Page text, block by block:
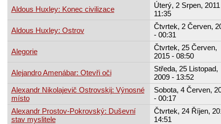
Aldous Huxley: Konec civilizace
Úterý, 2 Srpen,
11:35
Aldous Huxley: Ostrov
Čtvrtek, 2 Červen,
- 00:31
Alegorie
Čtvrtek, 25 Červen,
2015 - 08:50
Alejandro Amenábar: Otevři oči
Středa, 25 Listopad,
2009 - 13:52
Alexandr Nikolajevič Ostrovskij: Výnosné
místo
Sobota, 4 Červen,
- 00:17
Alexandr Prostov-Pokrovský: Duševní
stav myslitele
Čtvrtek, 24 Říjen,
14:51